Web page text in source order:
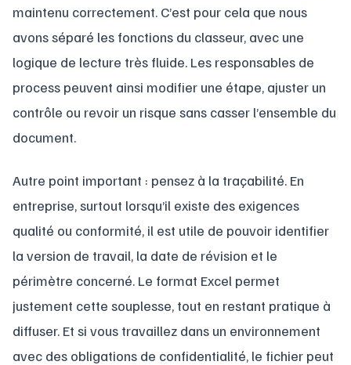
maintenu correctement. C’est pour cela que nous
avons séparé les fonctions du classeur, avec une
logique de lecture très fluide. Les responsables de
process peuvent ainsi modifier une étape, ajuster un
contrôle ou revoir un risque sans casser l’ensemble du
document.
Autre point important : pensez à la traçabilité. En
entreprise, surtout lorsqu’il existe des exigences
qualité ou conformité, il est utile de pouvoir identifier
la version de travail, la date de révision et le
périmètre concerné. Le format Excel permet
justement cette souplesse, tout en restant pratique à
diffuser. Et si vous travaillez dans un environnement
avec des obligations de confidentialité, le fichier peut